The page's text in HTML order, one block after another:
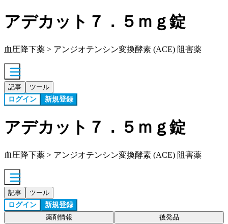
アデカット７．５ｍｇ錠
血圧降下薬 > アンジオテンシン変換酵素 (ACE) 阻害薬
記事 ツール
ログイン 新規登録
アデカット７．５ｍｇ錠
血圧降下薬 > アンジオテンシン変換酵素 (ACE) 阻害薬
記事 ツール
ログイン 新規登録
薬剤情報 後発品